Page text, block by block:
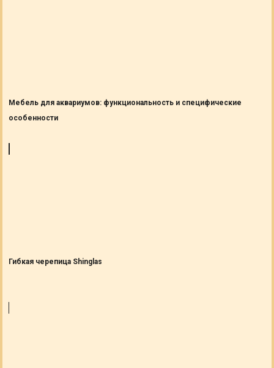
Мебель для аквариумов: функциональность и специфические
особенности
Гибкая черепица Shinglas